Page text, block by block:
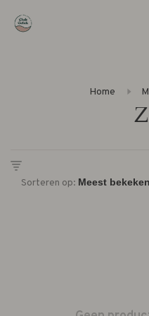
Home
Sorteren op: